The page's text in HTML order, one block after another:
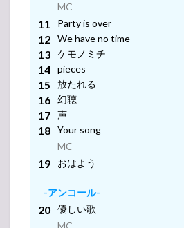
MC
-アンコール-
MC
MC
-アンコール-
MC
MC
-アンコール-
MC
-アンコール-
MC
MC
Party is over
We have no time
ケモノミチ
pieces
放たれる
幻聴
声
Your song
MC
おはよう
-アンコール-
優しい歌
MC